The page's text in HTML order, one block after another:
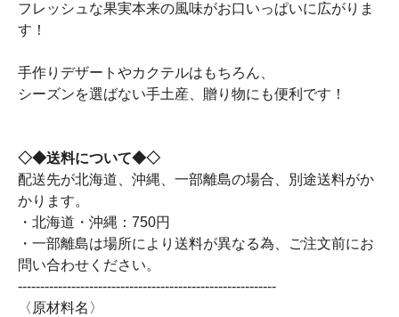
フレッシュな果実本来の風味がお口いっぱいに広がりま
す！
手作りデザートやカクテルはもちろん、
シーズンを選ばない手土産、贈り物にも便利です！
◇◆送料について◆◇
配送先が北海道、沖縄、一部離島の場合、別途送料がか
かります。
・北海道・沖縄：750円
・一部離島は場所により送料が異なる為、ご注文前にお
問い合わせください。
----------------------------------------------------------
〈原材料名〉